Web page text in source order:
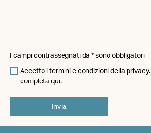
I campi contrassegnati da * sono obbligatori
Accetto i termini e condizioni della privacy.
completa qui.